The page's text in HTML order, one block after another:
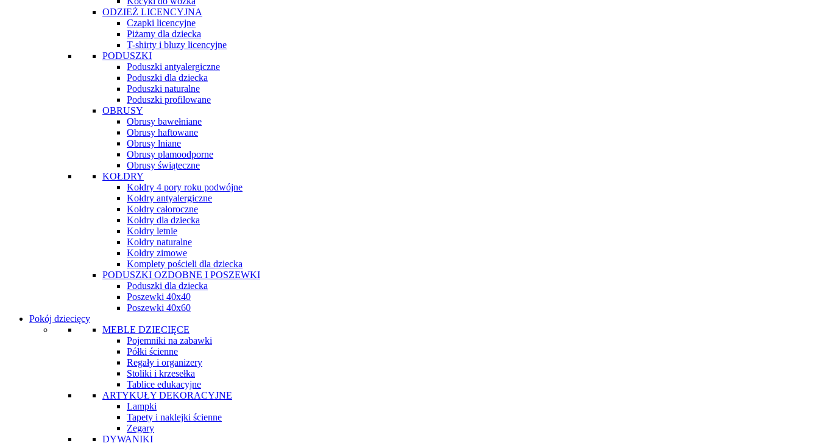
ODZIEŻ LICENCYJNA
Czapki licencyjne
Piżamy dla dziecka
T-shirty i bluzy licencyjne
PODUSZKI
Poduszki antyalergiczne
Poduszki dla dziecka
Poduszki naturalne
Poduszki profilowane
OBRUSY
Obrusy bawełniane
Obrusy haftowane
Obrusy lniane
Obrusy plamoodporne
Obrusy świąteczne
KOŁDRY
Kołdry 4 pory roku podwójne
Kołdry antyalergiczne
Kołdry całoroczne
Kołdry dla dziecka
Kołdry letnie
Kołdry naturalne
Kołdry zimowe
Komplety pościeli dla dziecka
PODUSZKI OZDOBNE I POSZEWKI
Poduszki dla dziecka
Poszewki 40x40
Poszewki 40x60
Pokój dziecięcy
MEBLE DZIECIĘCE
Pojemniki na zabawki
Półki ścienne
Regały i organizery
Stoliki i krzesełka
Tablice edukacyjne
ARTYKUŁY DEKORACYJNE
Lampki
Tapety i naklejki ścienne
Zegary
DYWANIKI